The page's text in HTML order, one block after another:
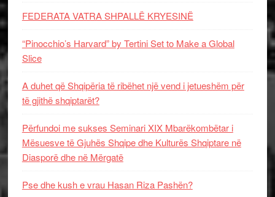
FEDERATA VATRA SHPALLË KRYESINË
“Pinocchio’s Harvard” by Tertini Set to Make a Global
Slice
A duhet që Shqipëria të ribëhet një vend i jetueshëm për
të gjithë shqiptarët?
Përfundoi me sukses Seminari XIX Mbarëkombëtar i
Mësuesve të Gjuhës Shqipe dhe Kulturës Shqiptare në
Diasporë dhe në Mërgatë
Pse dhe kush e vrau Hasan Riza Pashën?